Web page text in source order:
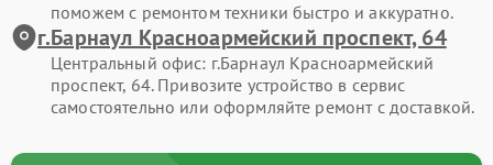
поможем с ремонтом техники быстро и аккуратно.
г.Барнаул Красноармейский проспект, 64
Центральный офис: г.Барнаул Красноармейский
проспект, 64. Привозите устройство в сервис
самостоятельно или оформляйте ремонт с доставкой.